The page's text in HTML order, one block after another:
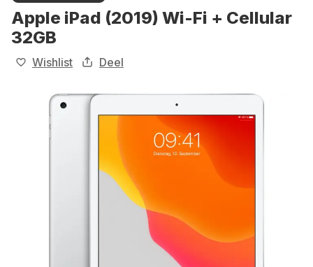
Apple iPad (2019) Wi-Fi + Cellular
32GB
Wishlist Deel